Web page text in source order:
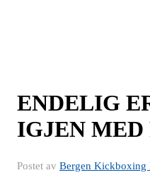
ENDELIG
IGJEN
Postet av Bergen Kickboxing